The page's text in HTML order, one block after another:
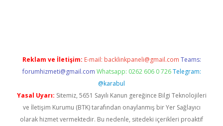
Reklam ve İletişim: E-mail: backlinkpaneli@gmail.com Teams:
forumhizmeti@gmail.com Whatsapp: 0262 606 0 726 Telegram:
@karabul
Yasal Uyarı: Sitemiz, 5651 Sayılı Kanun gereğince Bilgi Teknolojileri
ve İletişim Kurumu (BTK) tarafından onaylanmış bir Yer Sağlayıcı
olarak hizmet vermektedir. Bu nedenle, sitedeki içerikleri proaktif